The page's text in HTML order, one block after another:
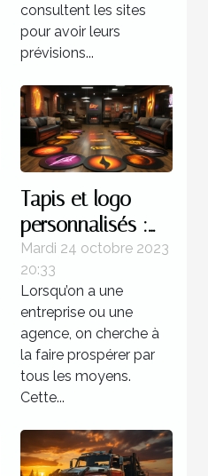
consultent les sites
pour avoir leurs
prévisions...
Tapis et logo
personnalisés :
parlons-en !
Mardi 24 octobre 2023
20:33
Lorsqu’on a une
entreprise ou une
agence, on cherche à
la faire prospérer par
tous les moyens.
Cette...